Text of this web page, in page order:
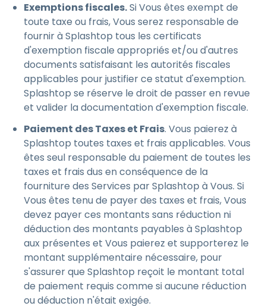
Exemptions fiscales.Si Vous êtes exempt de
toute taxe ou frais, Vous serez responsable de
fournir à Splashtop tous les certificats
d'exemption fiscale appropriés et/ou d'autres
documents satisfaisant les autorités fiscales
applicables pour justifier ce statut d'exemption.
Splashtop se réserve le droit de passer en revue
et valider la documentation d'exemption fiscale.
Paiement des Taxes et Frais. Vous paierez à
Splashtop toutes taxes et frais applicables. Vous
êtes seul responsable du paiement de toutes les
taxes et frais dus en conséquence de la
fourniture des Services par Splashtop à Vous. Si
Vous êtes tenu de payer des taxes et frais, Vous
devez payer ces montants sans réduction ni
déduction des montants payables à Splashtop
aux présentes et Vous paierez et supporterez le
montant supplémentaire nécessaire, pour
s'assurer que Splashtop reçoit le montant total
de paiement requis comme si aucune réduction
ou déduction n'était exigée.